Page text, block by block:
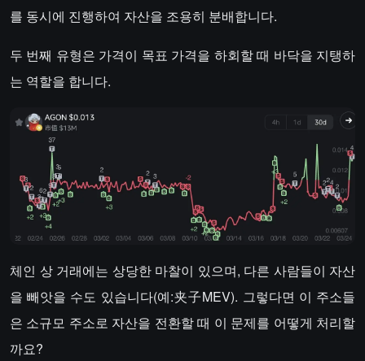
를 동시에 진행하여 자산을 조용히 분배합니다.
두 번째 유형은 가격이 목표 가격을 하회할 때 바닥을 지탱하
는 역할을 합니다.
체인 상 거래에는 상당한 마찰이 있으며, 다른 사람들이 자산
을 빼앗을 수도 있습니다(예:夹子MEV). 그렇다면 이 주소들
은 소규모 주소로 자산을 전환할 때 이 문제를 어떻게 처리할
까요?